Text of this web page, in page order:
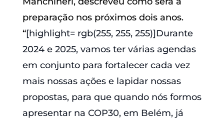
preparação nos próximos dois anos.
“[highlight= rgb(255, 255, 255)]Durante
2024 e 2025, vamos ter várias agendas
em conjunto para fortalecer cada vez
mais nossas ações e lapidar nossas
propostas, para que quando nós formos
apresentar na COP30, em Belém, já